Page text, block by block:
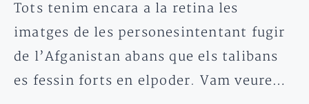
Tots tenim encara a la retina les
imatges de les personesintentant fugir
de l’Afganistan abans que els talibans
es fessin forts en elpoder. Vam veure…